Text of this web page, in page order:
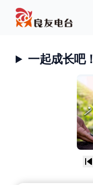
一起成长吧！